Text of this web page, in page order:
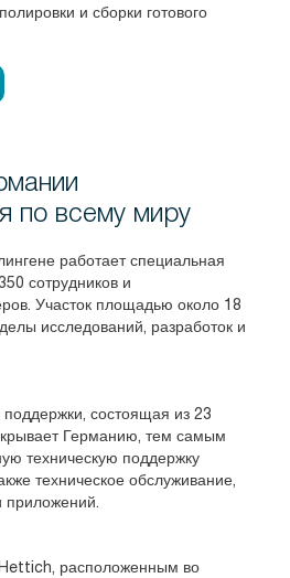
и сборки готового
по всему миру
работает специальная
сотрудников и
Участок площадью около 18
исследований, разработок и
состоящая из 23
Германию, тем самым
техническую поддержку
техническое обслуживание,
приложений.
расположенным во